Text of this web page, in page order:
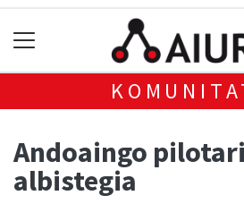
Andoaingo
albistegia